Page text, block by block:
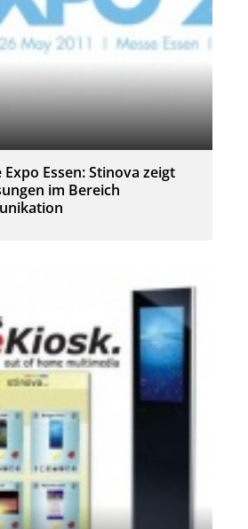
Expo Essen: Stinova zeigt
im Bereich